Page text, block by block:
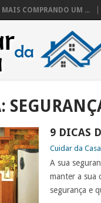
MAIS COMPRANDO UM ...
9 DICAS
Cuidar da Casa
A sua
manter a sua
segurança e